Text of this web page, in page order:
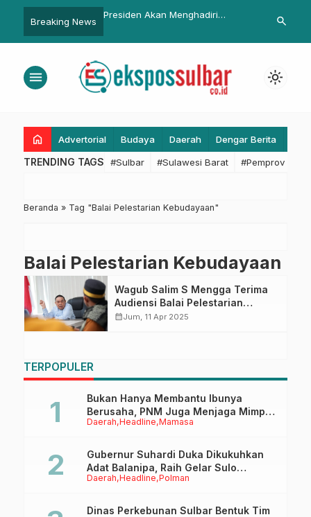
Breaking News
Layanan
Presiden Akan Menghadiri
Pantai Manggar, PJ Gubernur
Ditlantas
search
menu light_mode
home Advertorial Budaya Daerah Dengar Berita
TRENDING TAGS #Sulbar #Sulawesi Barat #Pemprov
Beranda » Tag "Balai Pelestarian Kebudayaan"
Balai Pelestarian Kebudayaan
Wagub Salim S Mengga Terima
Audiensi Balai Pelestarian
Kebudayaan, Tindaklanjuti Surat
calendar_monthJum, 11 Apr 2025
TERPOPULER
Daerah Headline Mamasa
Bukan Hanya Membantu Ibunya
Berusaha, PNM Juga Menjaga Mimpi
Anaknya Untuk Menggapai Cita-Cita
Daerah Headline Polman
Gubernur Suhardi Duka Dikukuhkan
Adat Balanipa, Raih Gelar Sulo
Tappidena
Dinas Perkebunan Sulbar Bentuk Tim